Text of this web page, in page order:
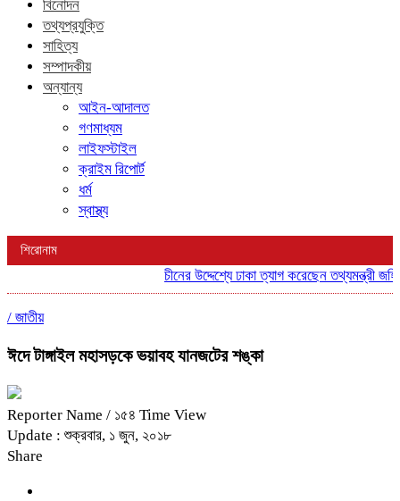
বিনোদন
তথ্যপ্রযুক্তি
সাহিত্য
সম্পাদকীয়
অন্যান্য
আইন-আদালত
গণমাধ্যম
লাইফস্টাইল
ক্রাইম রিপোর্ট
ধর্ম
স্বাস্থ্য
শিরোনাম
চীনের উদ্দেশ্যে ঢাকা ত্যাগ করেছেন তথ্যমন্ত্রী জহির
/ জাতীয়
ঈদে টাঙ্গাইল মহাসড়কে ভয়াবহ যানজটের শঙ্কা
Reporter Name / ১৫৪ Time View
Update : শুক্রবার, ১ জুন, ২০১৮
Share